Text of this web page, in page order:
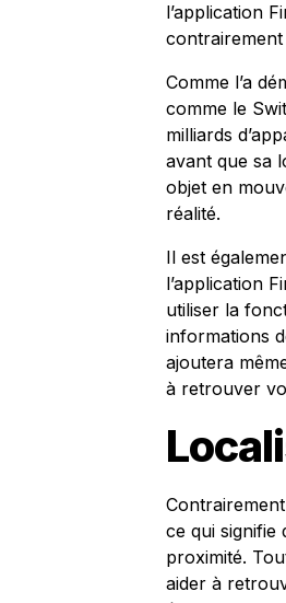
l’application
Comme l’a
comme le
milliards
avant que sa
objet en
réalité.
Il est
l’application
utiliser la
informations
ajoutera
à retrouver
ce qui signifie
proximité.
aider à